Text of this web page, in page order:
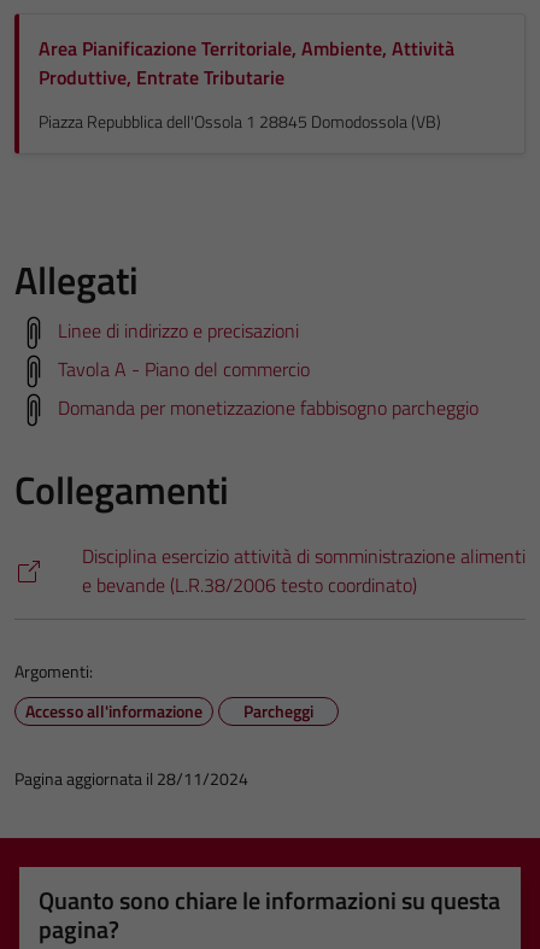
Area Pianificazione Territoriale, Ambiente, Attività
Produttive, Entrate Tributarie
Piazza Repubblica dell'Ossola 1 28845 Domodossola (VB)
Allegati
Linee di indirizzo e precisazioni
Tavola A - Piano del commercio
Domanda per monetizzazione fabbisogno parcheggio
Collegamenti
Disciplina esercizio attività di somministrazione alimenti
e bevande (L.R.38/2006 testo coordinato)
Argomenti:
Accesso all'informazione
Parcheggi
Pagina aggiornata il 28/11/2024
Quanto sono chiare le informazioni su questa
pagina?